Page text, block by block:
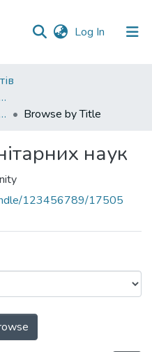
Log In (current)
роботи
наук
Browse by Title
наук
123456789/17505